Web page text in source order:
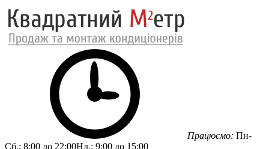
Працюємо: Пн-
Сб.: 8:00 до 22:00Нд.: 9:00 до 15:00